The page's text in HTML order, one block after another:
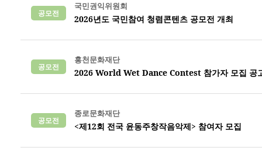
공모전
국민권익위원회
2026년도 국민참여 청렴콘텐츠 공모전 개최
공모전
홍천문화재단
2026 World Wet Dance Contest 참가자 모집 공
공모전
종로문화재단
<제12회 전국 윤동주창작음악제> 참여자 모집